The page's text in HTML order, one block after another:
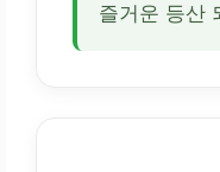
즐거운 등산